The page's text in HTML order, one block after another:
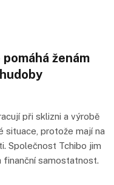
ženám
při sklizni a výrobě
situace, protože mají na
Společnost Tchibo jim
samostatnost.